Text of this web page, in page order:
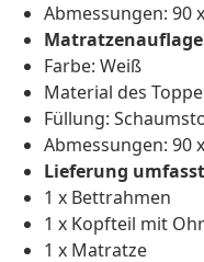
Abmessungen: 90
Farbe: Weiß
Material des
Füllung:
Abmessungen: 90
Lieferung
1 x Bettrahmen
1 x Kopfteil mit
1 x Matratze